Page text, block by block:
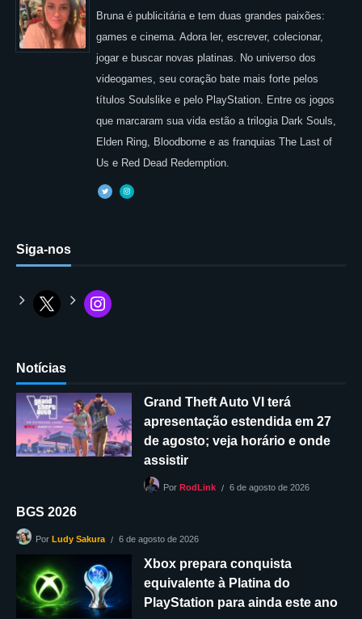
Bruna é publicitária e tem duas grandes paixões:
games e cinema. Adora ler, escrever, colecionar,
jogar e buscar novas platinas. No universo dos
videogames, seu coração bate mais forte pelos
títulos Soulslike e pelo PlayStation. Entre os jogos
que marcaram sua vida estão a trilogia Dark Souls,
Elden Ring, Bloodborne e as franquias The Last of
Us e Red Dead Redemption.
Siga-nos
Notícias
Grand Theft Auto VI terá
apresentação estendida em 27
de agosto; veja horário e onde
assistir
Por RodLink 6 de agosto de 2026
BGS 2026
Por Ludy Sakura 6 de agosto de 2026
Xbox prepara conquista
equivalente à Platina do
PlayStation para ainda este ano